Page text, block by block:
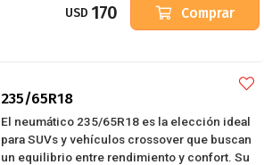
USD 170 Comprar
235/65R18
El neumático 235/65R18 es la elección ideal
para SUVs y vehículos crossover que buscan
un equilibrio entre rendimiento y confort. Su